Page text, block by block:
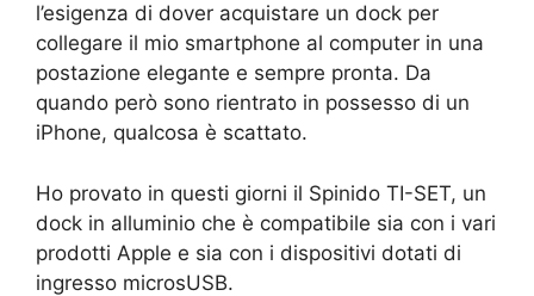
l’esigenza di dover acquistare un dock per
collegare il mio smartphone al computer in una
postazione elegante e sempre pronta. Da
quando però sono rientrato in possesso di un
iPhone, qualcosa è scattato.
Ho provato in questi giorni il Spinido TI-SET, un
dock in alluminio che è compatibile sia con i vari
prodotti Apple e sia con i dispositivi dotati di
ingresso microsUSB.